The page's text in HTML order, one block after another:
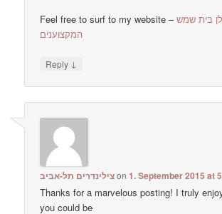
Feel free to surf to my website –בית שמש
המקצוענים
Reply ↓
צילינדרים תל-אביבon1. September 2015 at
Thanks for a marvelous posting! I truly
you could be